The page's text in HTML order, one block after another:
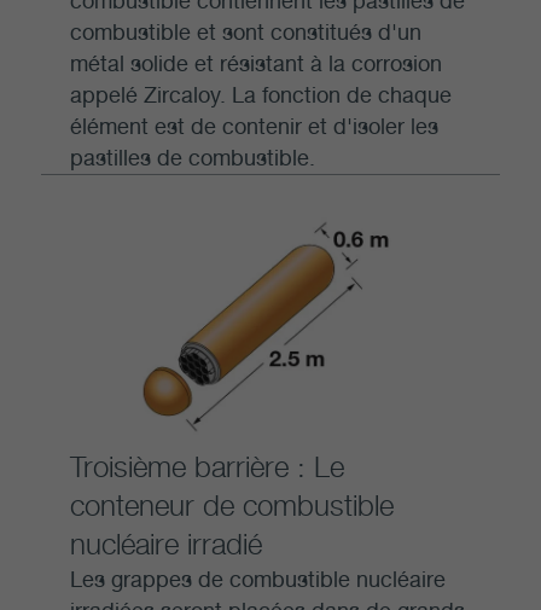
combustible et sont constitués d'un
métal solide et résistant à la corrosion
appelé Zircaloy. La fonction de chaque
élément est de contenir et d'isoler les
pastilles de combustible.
Troisième barrière : Le
conteneur de combustible
nucléaire irradié
Les grappes de combustible nucléaire